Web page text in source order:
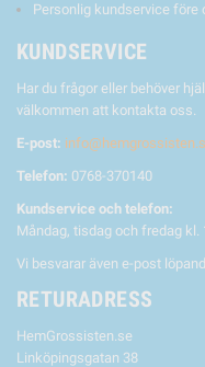
Personlig kundservice före
KUNDSERVICE
Har du frågor eller behöver
välkommen att kontakta oss.
E-post:
Telefon: 0768-370140
Kundservice och telefon:
Måndag, tisdag och fredag kl.
Vi besvarar även e-post
RETURADRESS
HemGrossisten.se
Linköpingsgatan 38